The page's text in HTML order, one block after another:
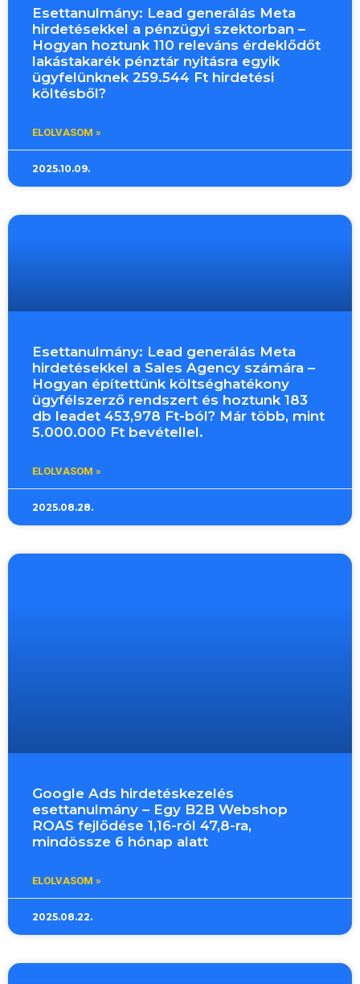
Esettanulmány: Lead generálás Meta
hirdetésekkel a pénzügyi szektorban –
Hogyan hoztunk 110 releváns érdeklődőt
lakástakarék pénztár nyitásra egyik
ügyfelünknek 259.544 Ft hirdetési
költésből?
ELOLVASOM »
2025.10.09.
Esettanulmány: Lead generálás Meta
hirdetésekkel a Sales Agency számára –
Hogyan építettünk költséghatékony
ügyfélszerző rendszert és hoztunk 183
db leadet 453,978 Ft-ból? Már több, mint
5.000.000 Ft bevétellel.
ELOLVASOM »
2025.08.28.
Google Ads hirdetéskezelés
esettanulmány – Egy B2B Webshop
ROAS fejlődése 1,16-ról 47,8-ra,
mindössze 6 hónap alatt
ELOLVASOM »
2025.08.22.